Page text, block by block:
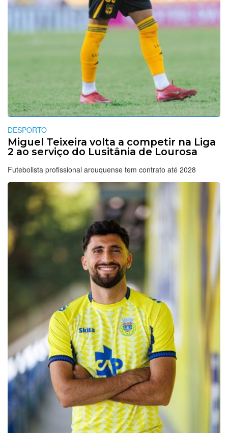
DESPORTO
Miguel Teixeira volta a competir na Liga
2 ao serviço do Lusitânia de Lourosa
Futebolista profissional arouquense tem contrato até 2028